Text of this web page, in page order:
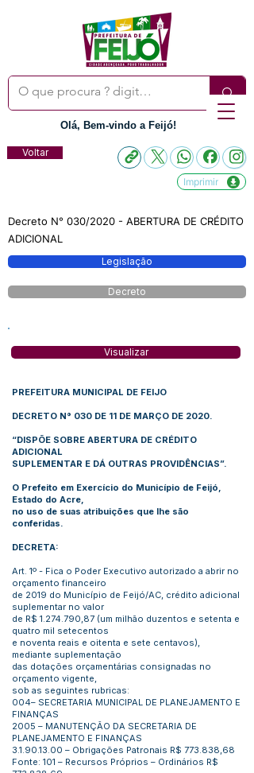
Olá, Bem-vindo a Feijó!
Voltar
Imprimir
Decreto N° 030/2020 - ABERTURA DE CRÉDITO
ADICIONAL
Legislação
Decreto
Visualizar
PREFEITURA MUNICIPAL DE FEIJO
DECRETO N° 030 DE 11 DE MARÇO DE 2020.
“DISPÕE SOBRE ABERTURA DE CRÉDITO
ADICIONAL
SUPLEMENTAR E DÁ OUTRAS PROVIDÊNCIAS”.
O Prefeito em Exercício do Município de Feijó,
Estado do Acre,
no uso de suas atribuições que lhe são
conferidas.
DECRETA:
Art. 1º - Fica o Poder Executivo autorizado a abrir no
orçamento financeiro
de 2019 do Município de Feijó/AC, crédito adicional
suplementar no valor
de R$ 1.274.790,87 (um milhão duzentos e setenta e
quatro mil setecentos
e noventa reais e oitenta e sete centavos),
mediante suplementação
das dotações orçamentárias consignadas no
orçamento vigente,
sob as seguintes rubricas:
004– SECRETARIA MUNICIPAL DE PLANEJAMENTO E
FINANÇAS
2005 – MANUTENÇÃO DA SECRETARIA DE
PLANEJAMENTO E FINANÇAS
3.1.90.13.00 – Obrigações Patronais R$ 773.838,68
Fonte: 101 – Recursos Próprios – Ordinários R$